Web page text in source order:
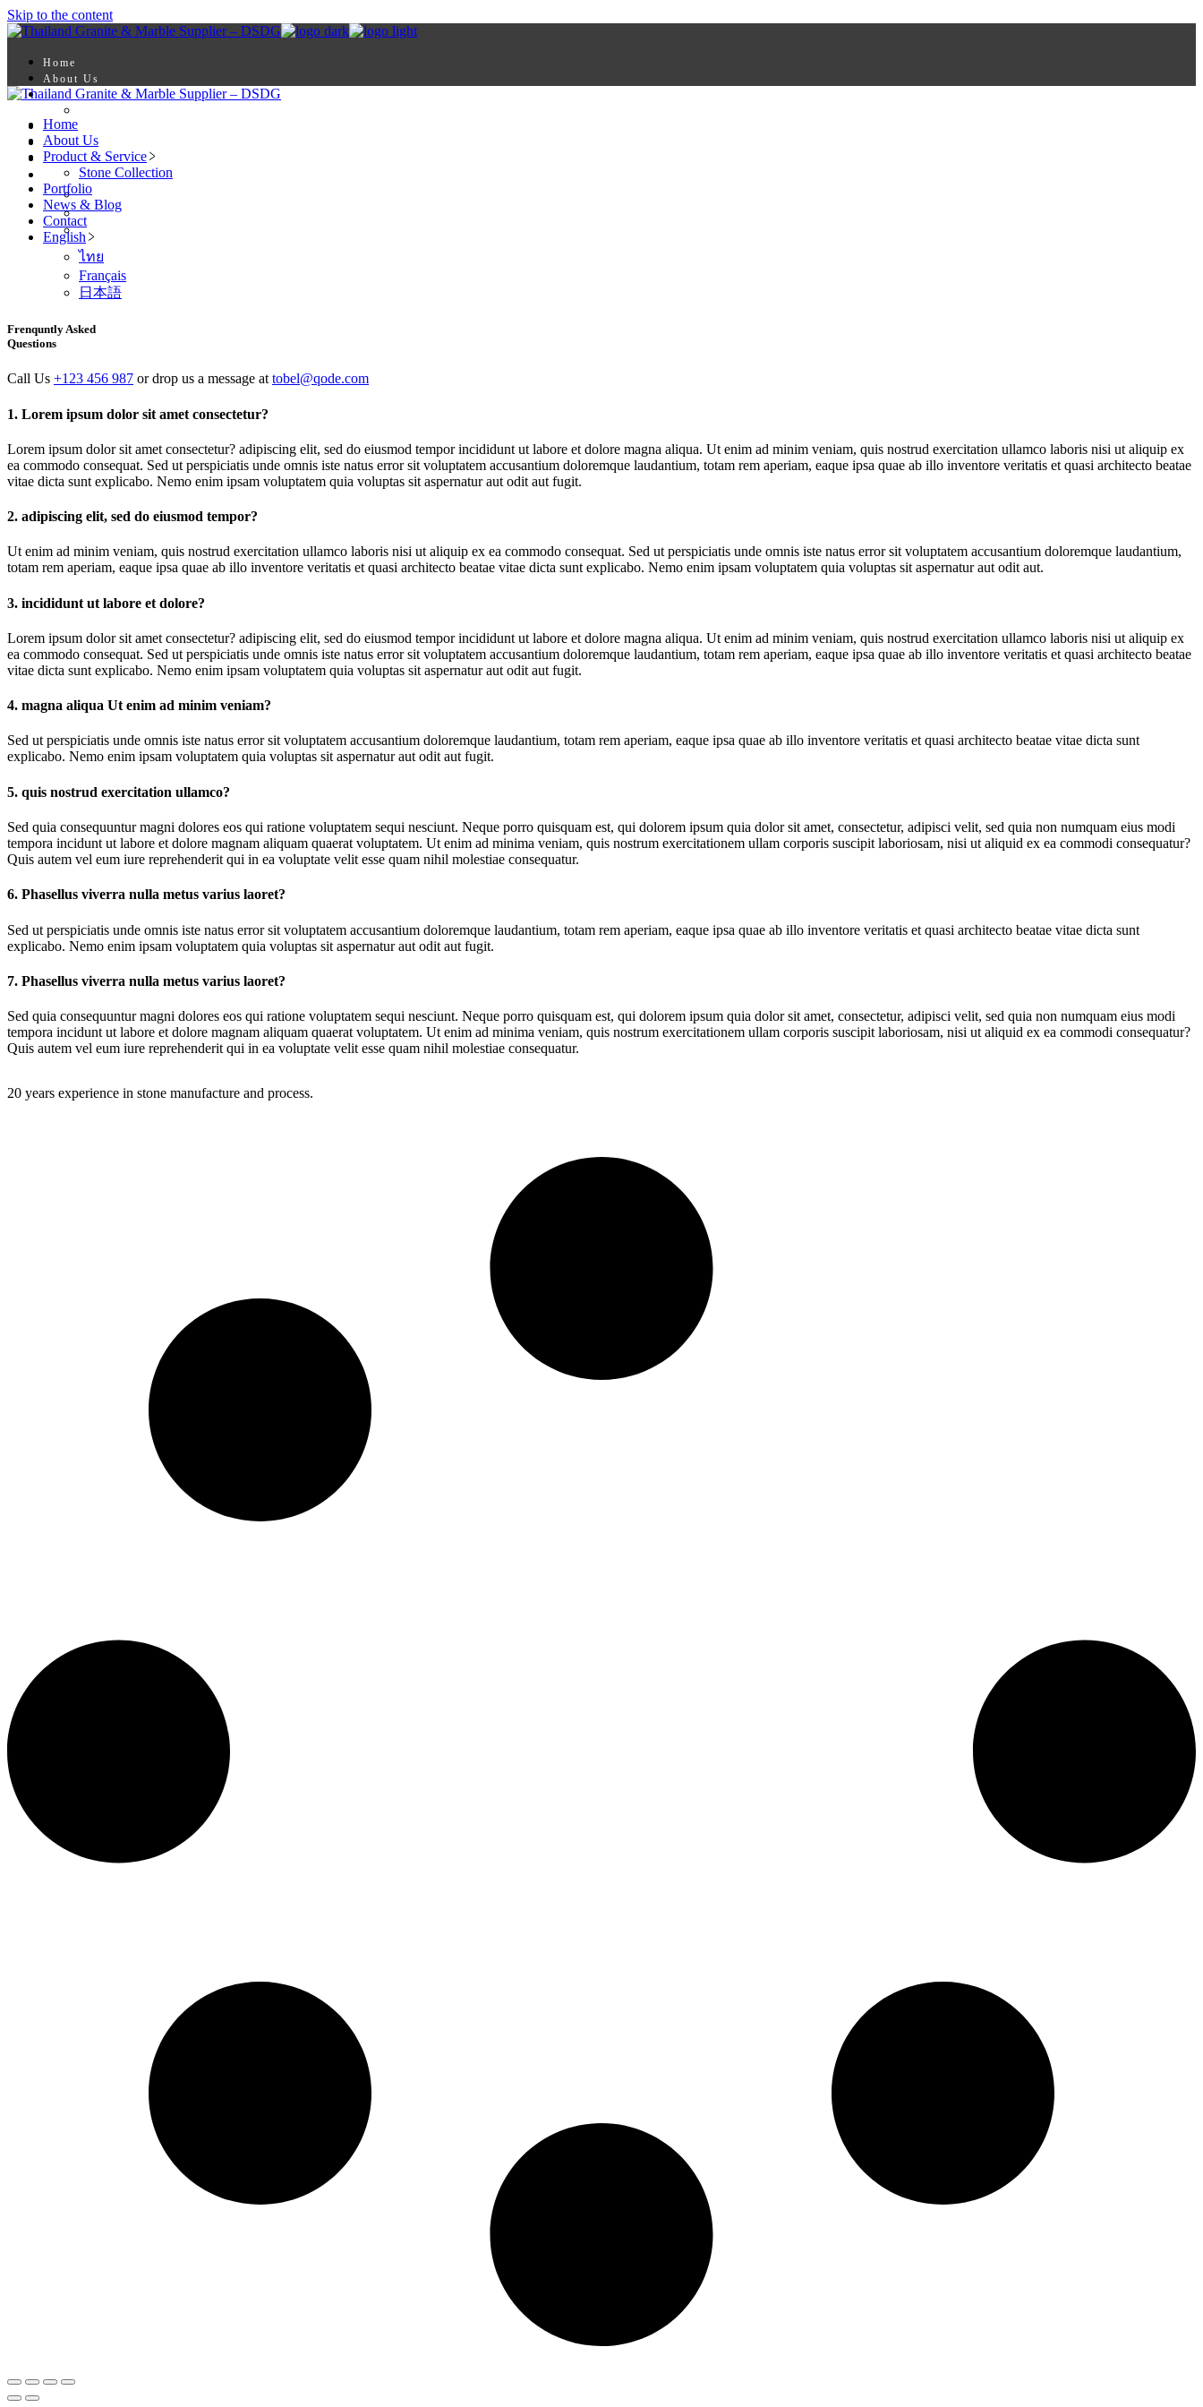
Skip to the content
Home
About Us
Product & Service
Portfolio
News & Blog
Contact
English
ไทย
Français
日本語
Home
About Us
Product & Service
Stone Collection
Portfolio
News & Blog
Contact
English
ไทย
Français
日本語
Frenquntly Asked
Questions
Call Us +123 456 987 or drop us a message at tobel@qode.com
1. Lorem ipsum dolor sit amet consectetur?
Lorem ipsum dolor sit amet consectetur? adipiscing elit, sed do eiusmod tempor incididunt ut labore et dolore magna aliqua. Ut enim ad minim veniam, quis nostrud exercitation ullamco laboris nisi ut aliquip ex
ea commodo consequat. Sed ut perspiciatis unde omnis iste natus error sit voluptatem accusantium doloremque laudantium, totam rem aperiam, eaque ipsa quae ab illo inventore veritatis et quasi architecto beatae
vitae dicta sunt explicabo. Nemo enim ipsam voluptatem quia voluptas sit aspernatur aut odit aut fugit.
2. adipiscing elit, sed do eiusmod tempor?
Ut enim ad minim veniam, quis nostrud exercitation ullamco laboris nisi ut aliquip ex ea commodo consequat. Sed ut perspiciatis unde omnis iste natus error sit voluptatem accusantium doloremque laudantium,
totam rem aperiam, eaque ipsa quae ab illo inventore veritatis et quasi architecto beatae vitae dicta sunt explicabo. Nemo enim ipsam voluptatem quia voluptas sit aspernatur aut odit aut.
3. incididunt ut labore et dolore?
Lorem ipsum dolor sit amet consectetur? adipiscing elit, sed do eiusmod tempor incididunt ut labore et dolore magna aliqua. Ut enim ad minim veniam, quis nostrud exercitation ullamco laboris nisi ut aliquip ex
ea commodo consequat. Sed ut perspiciatis unde omnis iste natus error sit voluptatem accusantium doloremque laudantium, totam rem aperiam, eaque ipsa quae ab illo inventore veritatis et quasi architecto beatae
vitae dicta sunt explicabo. Nemo enim ipsam voluptatem quia voluptas sit aspernatur aut odit aut fugit.
4. magna aliqua Ut enim ad minim veniam?
Sed ut perspiciatis unde omnis iste natus error sit voluptatem accusantium doloremque laudantium, totam rem aperiam, eaque ipsa quae ab illo inventore veritatis et quasi architecto beatae vitae dicta sunt
explicabo. Nemo enim ipsam voluptatem quia voluptas sit aspernatur aut odit aut fugit.
5. quis nostrud exercitation ullamco?
Sed quia consequuntur magni dolores eos qui ratione voluptatem sequi nesciunt. Neque porro quisquam est, qui dolorem ipsum quia dolor sit amet, consectetur, adipisci velit, sed quia non numquam eius modi
tempora incidunt ut labore et dolore magnam aliquam quaerat voluptatem. Ut enim ad minima veniam, quis nostrum exercitationem ullam corporis suscipit laboriosam, nisi ut aliquid ex ea commodi consequatur?
Quis autem vel eum iure reprehenderit qui in ea voluptate velit esse quam nihil molestiae consequatur.
6. Phasellus viverra nulla metus varius laoret?
Sed ut perspiciatis unde omnis iste natus error sit voluptatem accusantium doloremque laudantium, totam rem aperiam, eaque ipsa quae ab illo inventore veritatis et quasi architecto beatae vitae dicta sunt
explicabo. Nemo enim ipsam voluptatem quia voluptas sit aspernatur aut odit aut fugit.
7. Phasellus viverra nulla metus varius laoret?
Sed quia consequuntur magni dolores eos qui ratione voluptatem sequi nesciunt. Neque porro quisquam est, qui dolorem ipsum quia dolor sit amet, consectetur, adipisci velit, sed quia non numquam eius modi
tempora incidunt ut labore et dolore magnam aliquam quaerat voluptatem. Ut enim ad minima veniam, quis nostrum exercitationem ullam corporis suscipit laboriosam, nisi ut aliquid ex ea commodi consequatur?
Quis autem vel eum iure reprehenderit qui in ea voluptate velit esse quam nihil molestiae consequatur.
20 years experience in stone manufacture and process.